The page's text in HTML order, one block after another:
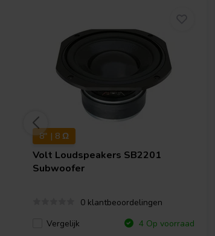
8" | 8 Ω
Volt Loudspeakers SB2201
Subwoofer
0 klantbeoordelingen
Vergelijk
4 Op voorraad